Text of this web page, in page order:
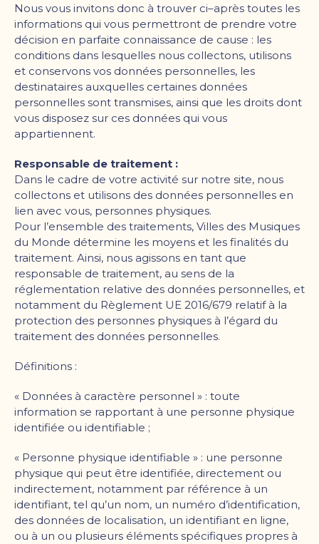
Nous vous invitons donc à trouver ci–après toutes les
informations qui vous permettront de prendre votre
décision en parfaite connaissance de cause : les
conditions dans lesquelles nous collectons, utilisons
et conservons vos données personnelles, les
destinataires auxquelles certaines données
personnelles sont transmises, ainsi que les droits dont
vous disposez sur ces données qui vous
appartiennent.
Responsable de traitement :
Dans le cadre de votre activité sur notre site, nous
collectons et utilisons des données personnelles en
lien avec vous, personnes physiques.
Pour l’ensemble des traitements, Villes des Musiques
du Monde détermine les moyens et les finalités du
traitement. Ainsi, nous agissons en tant que
responsable de traitement, au sens de la
réglementation relative des données personnelles, et
notamment du Règlement UE 2016/679 relatif à la
protection des personnes physiques à l’égard du
traitement des données personnelles.
Définitions :
« Données à caractère personnel » : toute
information se rapportant à une personne physique
identifiée ou identifiable ;
« Personne physique identifiable » : une personne
physique qui peut être identifiée, directement ou
indirectement, notamment par référence à un
identifiant, tel qu’un nom, un numéro d’identification,
des données de localisation, un identifiant en ligne,
ou à un ou plusieurs éléments spécifiques propres à